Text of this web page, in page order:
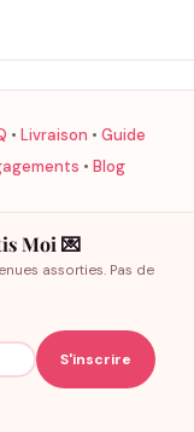
• Livraison • Guide
• Blog
Moi 💌
assorties. Pas de